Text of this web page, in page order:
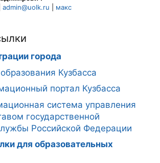
admin@uolk.ru макс
города
Кузбасса
портал Кузбасса
система управления
государственной
Российской Федерации
для образовательных